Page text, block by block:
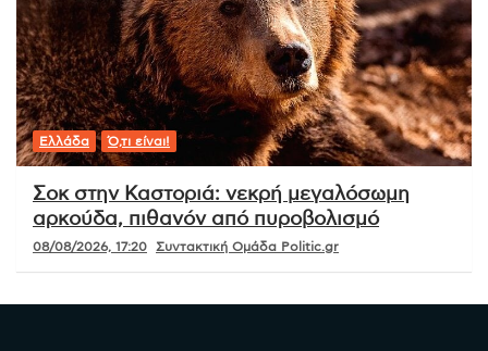
Ελλάδα Ό,τι είναι!
Σοκ στην Καστοριά: νεκρή μεγαλόσωμη
αρκούδα, πιθανόν από πυροβολισμό
08/08/2026, 17:20 Συντακτική Ομάδα Politic.gr